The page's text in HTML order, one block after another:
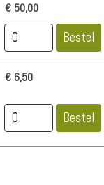
€ 50,00
€ 6,50